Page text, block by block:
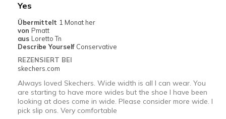
Width
Sizing
View On Shoes
I'm Into Shoes
Yes
Übermittelt 1 Monat her
von Pmatt
aus Loretto Tn
Describe Yourself Conservative
REZENSIERT BEI
skechers.com
Always loved Skechers. Wide width is all I can wear. You
are starting to have more wides but the shoe I have been
looking at does come in wide. Please consider more wide. I
pick slip ons. Very comfortable